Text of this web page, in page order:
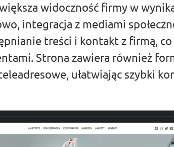
widoczność firmy w
integracja z mediami
treści i kontakt z firmą, co
Strona zawiera również
ułatwiając szybki